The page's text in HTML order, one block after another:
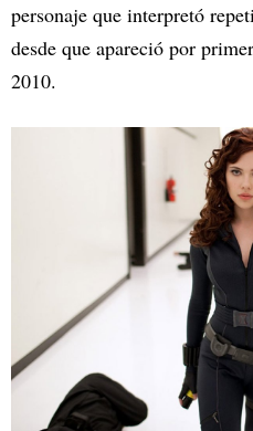
personaje que interpretó
desde que apareció por
2010.